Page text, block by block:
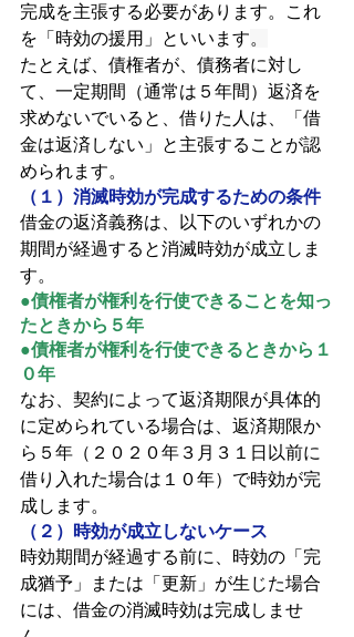
完成を主張する必要があります。これ
を「時効の援用」といいます。
たとえば、債権者が、債務者に対し
て、一定期間（通常は５年間）返済を
求めないでいると、借りた人は、「借
金は返済しない」と主張することが認
められます。
（１）消滅時効が完成するための条件
借金の返済義務は、以下のいずれかの
期間が経過すると消滅時効が成立しま
す。
●債権者が権利を行使できることを知っ
たときから５年
●債権者が権利を行使できるときから１
０年
なお、契約によって返済期限が具体的
に定められている場合は、返済期限か
ら５年（２０２０年３月３１日以前に
借り入れた場合は１０年）で時効が完
成します。
（２）時効が成立しないケース
時効期間が経過する前に、時効の「完
成猶予」または「更新」が生じた場合
には、借金の消滅時効は完成しませ